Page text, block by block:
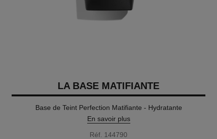
LA BASE MATIFIANTE
Base de Teint Perfection Matifiante - Hydratante
En savoir plus
Réf. 144790